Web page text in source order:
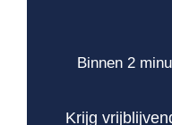
Binnen 2
Krijg